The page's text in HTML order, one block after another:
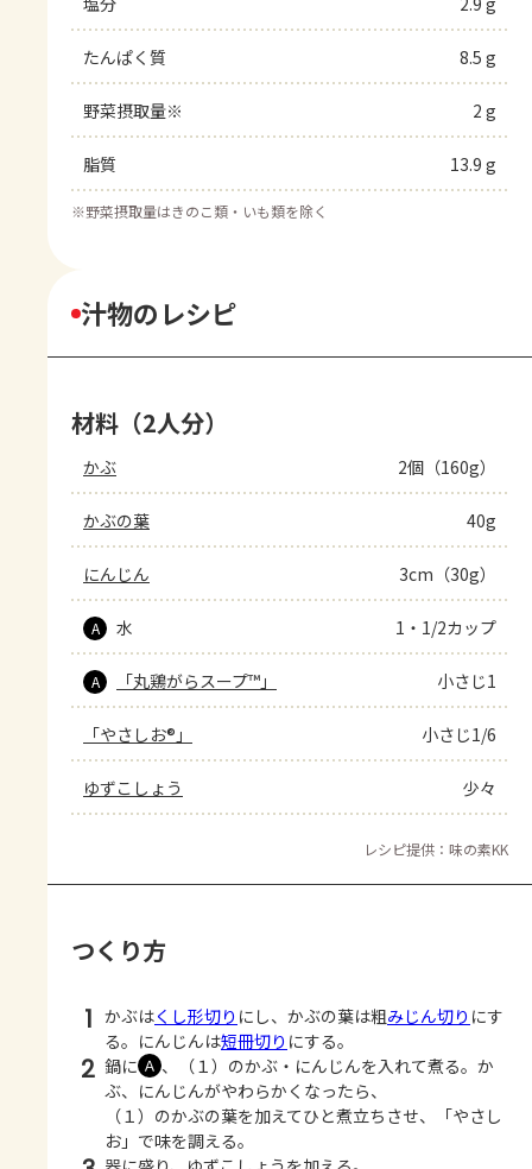
たんぱく質 8.5 g
野菜摂取量※ 2 g
脂質 13.9 g
※野菜摂取量はきのこ類・いも類を除く
汁物のレシピ
材料（2人分）
かぶ 2個（160g）
かぶの葉 40g
にんじん 3cm（30g）
A 水 1・1/2カップ
A 「丸鶏がらスープ™」 小さじ1
「やさしお®」 小さじ1/6
ゆずこしょう 少々
レシピ提供：味の素KK
つくり方
1 かぶはくし形切り にし、かぶの葉は粗みじん切り にす
る。にんじんは短冊切り にする。
2 鍋に Ａ 、（１）のかぶ・にんじんを入れて煮る。か
ぶ、にんじんがやわらかくなったら、
（１）のかぶの葉を加えてひと煮立ちさせ、「やさし
お」で味を調える。